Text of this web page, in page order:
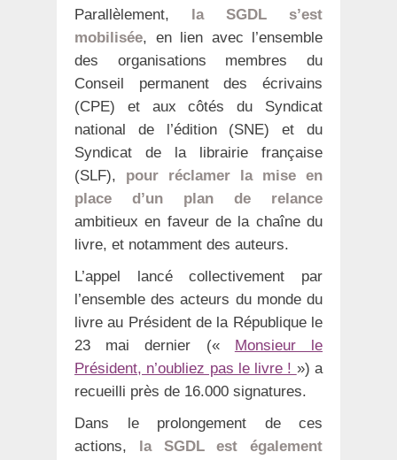
Parallèlement, la SGDL s’est
mobilisée, en lien avec l’ensemble
des organisations membres du
Conseil permanent des écrivains
(CPE) et aux côtés du Syndicat
national de l’édition (SNE) et du
Syndicat de la librairie française
(SLF), pour réclamer la mise en
place d’un plan de relance
ambitieux en faveur de la chaîne du
livre, et notamment des auteurs.
L’appel lancé collectivement par
l’ensemble des acteurs du monde du
livre au Président de la République le
23 mai dernier (« Monsieur le
Président, n’oubliez pas le livre ! ») a
recueilli près de 16.000 signatures.
Dans le prolongement de ces
actions, la SGDL est également